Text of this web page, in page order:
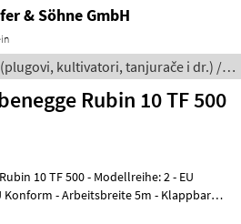
& Söhne GmbH
kultivatori, tanjurače i dr.) /
Rubin 10 TF 500
10 TF 500 - Modellreihe: 2 - EU
Konform - Arbeitsbreite 5m - Klappbar